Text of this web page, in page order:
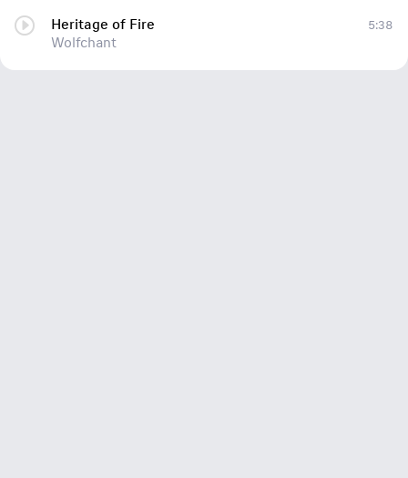
Heritage of Fire
Wolfchant
5:38